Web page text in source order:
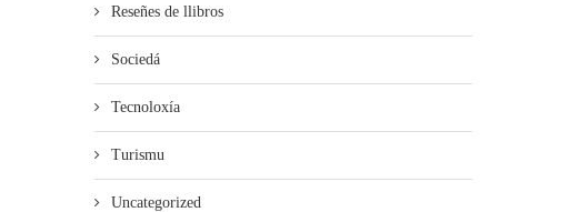
Reseñes de llibros
Sociedá
Tecnoloxía
Turismu
Uncategorized